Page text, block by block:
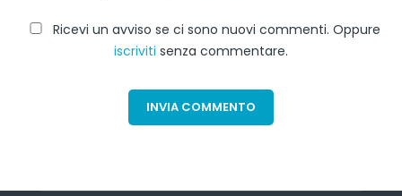
Ricevi un avviso se ci sono nuovi commenti. Oppure
iscriviti senza commentare.